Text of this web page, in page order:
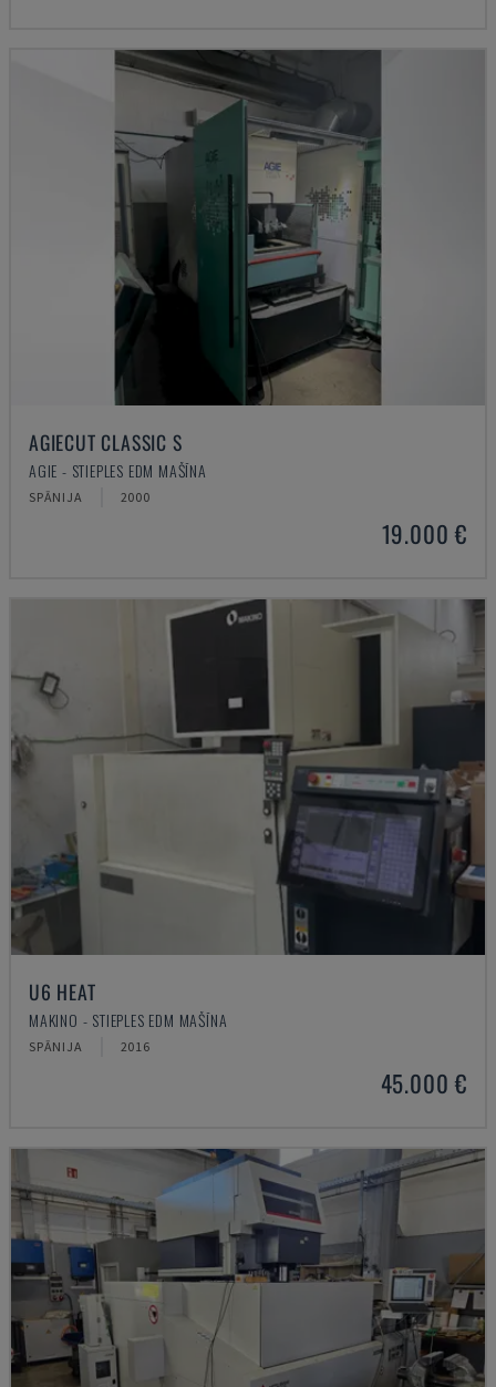
AGIECUT CLASSIC S
AGIE - STIEPLES EDM MAŠĪNA
SPĀNIJA 2000
19.000 €
U6 HEAT
MAKINO - STIEPLES EDM MAŠĪNA
SPĀNIJA 2016
45.000 €